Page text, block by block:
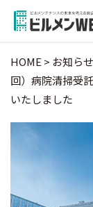
HOME > お知らせ
回）病院清掃受
いたしました